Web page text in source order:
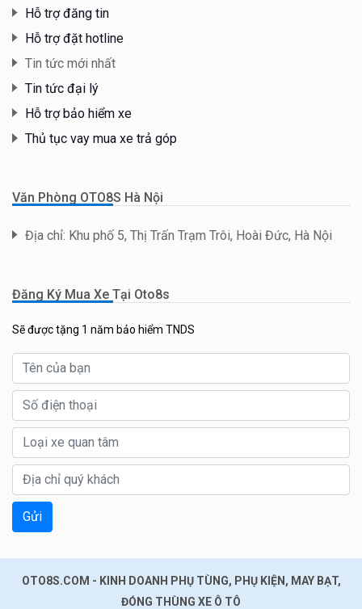
Hỗ trợ đăng tin
Hỗ trợ đặt hotline
Tin tức mới nhất
Tin tức đại lý
Hỗ trợ bảo hiểm xe
Thủ tục vay mua xe trả góp
Văn Phòng OTO8S Hà Nội
Địa chỉ: Khu phố 5, Thị Trấn Trạm Trôi, Hoài Đức, Hà Nội
Đăng Ký Mua Xe Tại Oto8s
Sẽ được tặng 1 năm bảo hiểm TNDS
Gửi
OTO8S.COM - KINH DOANH PHỤ TÙNG, PHỤ KIỆN, MAY BẠT,
ĐÓNG THÙNG XE Ô TÔ